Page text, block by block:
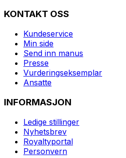
KONTAKT OSS
Kundeservice
Min side
Send inn manus
Presse
Vurderingseksemplar
Ansatte
INFORMASJON
Ledige stillinger
Nyhetsbrev
Royaltyportal
Personvern